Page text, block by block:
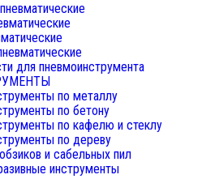
для пневмоинструмента
по металлу
по бетону
по кафелю и стеклу
по дереву
и сабельных пил
инструменты